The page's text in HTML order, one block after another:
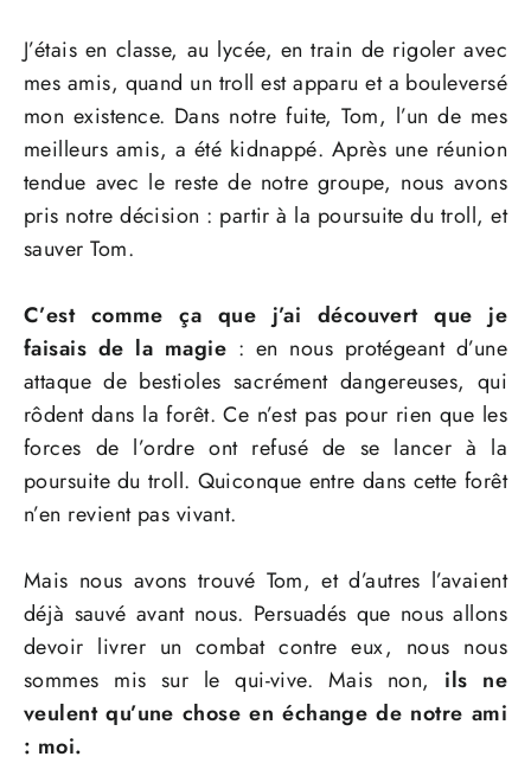
J’étais en classe, au lycée, en train de rigoler avec
mes amis, quand un troll est apparu et a bouleversé
mon existence. Dans notre fuite, Tom, l’un de mes
meilleurs amis, a été kidnappé. Après une réunion
tendue avec le reste de notre groupe, nous avons
pris notre décision : partir à la poursuite du troll, et
sauver Tom.
C’est comme ça que j’ai découvert que je
faisais de la magie : en nous protégeant d’une
attaque de bestioles sacrément dangereuses, qui
rôdent dans la forêt. Ce n’est pas pour rien que les
forces de l’ordre ont refusé de se lancer à la
poursuite du troll. Quiconque entre dans cette forêt
n’en revient pas vivant.
Mais nous avons trouvé Tom, et d’autres l’avaient
déjà sauvé avant nous. Persuadés que nous allons
devoir livrer un combat contre eux, nous nous
sommes mis sur le qui-vive. Mais non, ils ne
veulent qu’une chose en échange de notre ami
: moi.